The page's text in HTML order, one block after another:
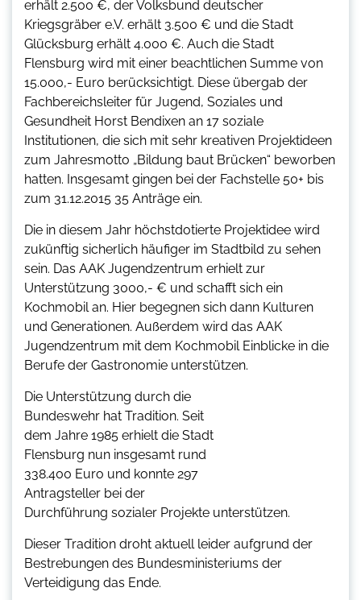
erhält 2.500 €, der Volksbund deutscher
Kriegsgräber e.V. erhält 3.500 € und die Stadt
Glücksburg erhält 4.000 €. Auch die Stadt
Flensburg wird mit einer beachtlichen Summe von
15.000,- Euro berücksichtigt. Diese übergab der
Fachbereichsleiter für Jugend, Soziales und
Gesundheit Horst Bendixen an 17 soziale
Institutionen, die sich mit sehr kreativen Projektideen
zum Jahresmotto „Bildung baut Brücken“ beworben
hatten. Insgesamt gingen bei der Fachstelle 50+ bis
zum 31.12.2015 35 Anträge ein.
Die in diesem Jahr höchstdotierte Projektidee wird
zukünftig sicherlich häufiger im Stadtbild zu sehen
sein. Das AAK Jugendzentrum erhielt zur
Unterstützung 3000,- € und schafft sich ein
Kochmobil an. Hier begegnen sich dann Kulturen
und Generationen. Außerdem wird das AAK
Jugendzentrum mit dem Kochmobil Einblicke in die
Berufe der Gastronomie unterstützen.
Die Unterstützung durch die
Bundeswehr hat Tradition. Seit
dem Jahre 1985 erhielt die Stadt
Flensburg nun insgesamt rund
338.400 Euro und konnte 297
Antragsteller bei der
Durchführung sozialer Projekte unterstützen.
Dieser Tradition droht aktuell leider aufgrund der
Bestrebungen des Bundesministeriums der
Verteidigung das Ende.